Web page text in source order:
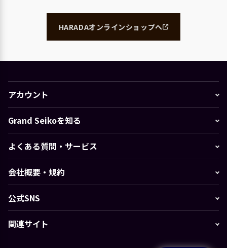
HARADAオンラインショップへ
アカウント
Grand Seikoを知る
よくある質問・サービス
会社概要・規約
公式SNS
関連サイト